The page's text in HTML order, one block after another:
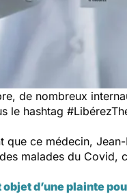
de nombreux
le hashtag
que ce médecin,
malades du Covid,
objet d’une plainte